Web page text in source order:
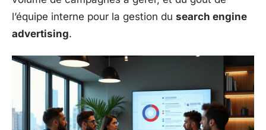
l’équipe interne pour la gestion du search engine
advertising.